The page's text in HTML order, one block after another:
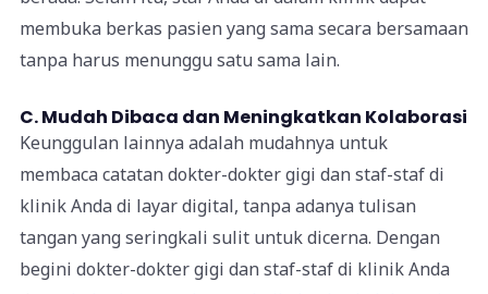
membuka berkas pasien yang sama secara bersamaan
tanpa harus menunggu satu sama lain.
C. Mudah Dibaca dan Meningkatkan Kolaborasi
Keunggulan lainnya adalah mudahnya untuk
membaca catatan dokter-dokter gigi dan staf-staf di
klinik Anda di layar digital, tanpa adanya tulisan
tangan yang seringkali sulit untuk dicerna. Dengan
begini dokter-dokter gigi dan staf-staf di klinik Anda